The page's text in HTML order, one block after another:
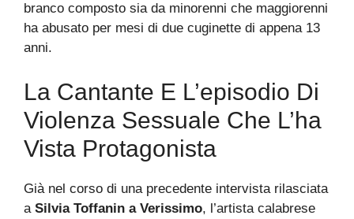
branco composto sia da minorenni che maggiorenni
ha abusato per mesi di due cuginette di appena 13
anni.
La Cantante E L’episodio Di
Violenza Sessuale Che L’ha
Vista Protagonista
Già nel corso di una precedente intervista rilasciata
a Silvia Toffanin a Verissimo, l’artista calabrese